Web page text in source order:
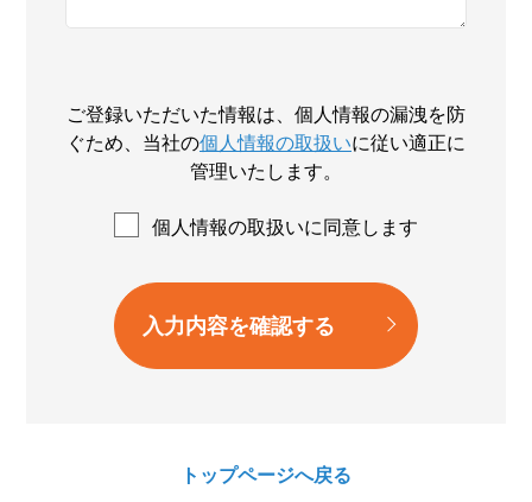
ご登録いただいた情報は、個人情報の漏洩を防
ぐため、 当社の個人情報の取扱いに従い適正に
管理いたします。
個人情報の取扱いに同意します
トップページへ戻る